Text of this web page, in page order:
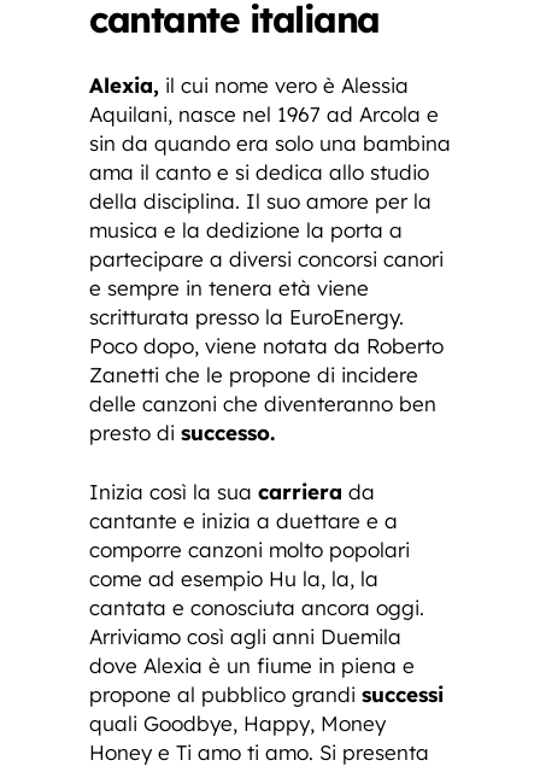
cantante italiana
Alexia, il cui nome vero è Alessia
Aquilani, nasce nel 1967 ad Arcola e
sin da quando era solo una bambina
ama il canto e si dedica allo studio
della disciplina. Il suo amore per la
musica e la dedizione la porta a
partecipare a diversi concorsi canori
e sempre in tenera età viene
scritturata presso la EuroEnergy.
Poco dopo, viene notata da Roberto
Zanetti che le propone di incidere
delle canzoni che diventeranno ben
presto di successo.
Inizia così la sua carriera da
cantante e inizia a duettare e a
comporre canzoni molto popolari
come ad esempio Hu la, la, la
cantata e conosciuta ancora oggi.
Arriviamo così agli anni Duemila
dove Alexia è un fiume in piena e
propone al pubblico grandi successi
quali Goodbye, Happy, Money
Honey e Ti amo ti amo. Si presenta